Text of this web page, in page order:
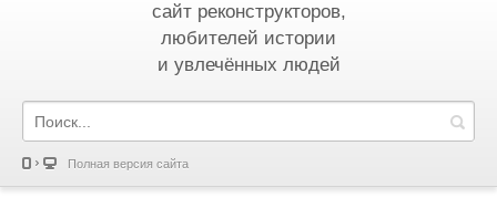
сайт реконструкторов,
любителей истории
и увлечённых людей
Полная версия сайта